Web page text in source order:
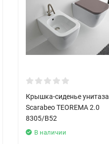
Крышка-сиденье унитаза
Scarabeo TEOREMA 2.0
8305/B52
В наличии